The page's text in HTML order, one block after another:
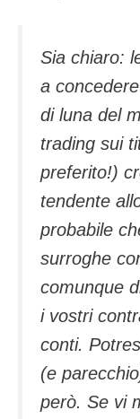
Sia chiaro:
a
di luna del
trading sui
preferito!)
tendente
probabile
surroghe
comunque
i vostri
conti.
(e
però. Se vi